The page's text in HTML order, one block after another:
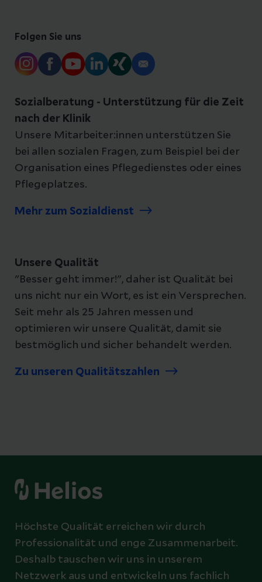
Folgen Sie uns
Sozialberatung - Unterstützung für die Zeit
nach der Klinik
Unsere Mitarbeiter:innen unterstützen Sie
bei allen sozialen Fragen, zum Beispiel bei der
Organisation eines Pflegedienstes oder eines
Pflegeplatzes.
Mehr zum Sozialdienst
Unsere Qualität
"Besser geht immer!", daher ist Qualität bei
uns nicht nur ein Wort, es ist ein Versprechen.
Seit mehr als 25 Jahren messen und
optimieren wir unsere Qualität, damit sie
bestmöglich und sicher behandelt werden.
Zu unseren Qualitätszahlen
Höchste Qualität erreichen wir durch
Professionalität und enge Zusammenarbeit.
Deshalb tauschen wir uns in unserem
Netzwerk aus und entwickeln uns fachlich